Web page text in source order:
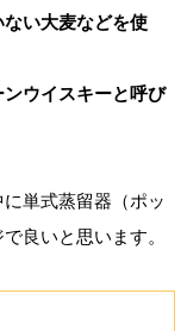
い大麦などを使
ウイスキーと呼び
単式蒸留器（ポッ
良いと思います。